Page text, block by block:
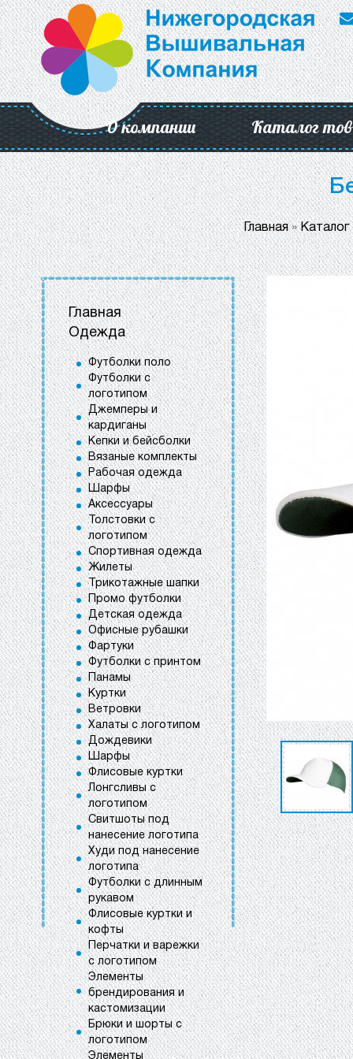
О компании Каталог
Главная»
Главная
Одежда
Футболки поло
Футболки с
логотипом
Джемперы и
кардиганы
Кепки и бейсболки
Вязаные комплекты
Рабочая одежда
Шарфы
Аксессуары
Толстовки с
логотипом
Спортивная одежда
Жилеты
Трикотажные шапки
Промо футболки
Детская одежда
Офисные рубашки
Фартуки
Футболки с принтом
Панамы
Куртки
Ветровки
Халаты с логотипом
Дождевики
Шарфы
Флисовые куртки
Лонгсливы с
логотипом
Свитшоты под
нанесение логотипа
Худи под нанесение
логотипа
Футболки с длинным
рукавом
Флисовые куртки и
кофты
Перчатки и варежки
с логотипом
Элементы
брендирования и
кастомизации
Брюки и шорты с
логотипом
Элементы